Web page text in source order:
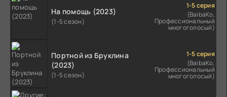
На помощь (2023)
(1-5 сезон)
1-5 серия
(BaibaKo,
Профессиональный
многоголосый)
Портной из Бруклина
(2023)
(1-5 сезон)
1-5 серия
(BaibaKo,
Профессиональный
многоголосый)